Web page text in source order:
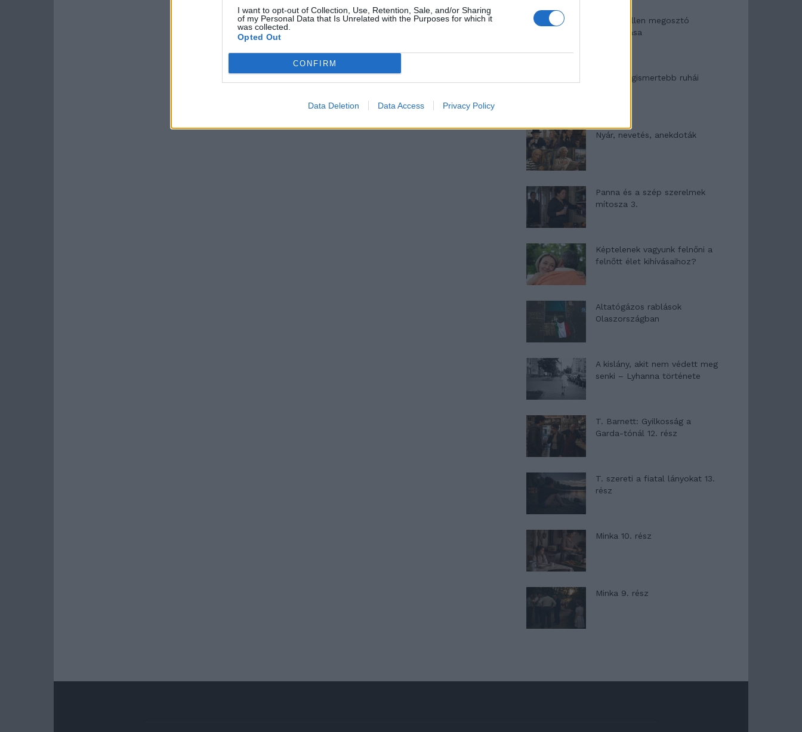
I want to opt-out of Collection, Use, Retention, Sale, and/or Sharing
of my Personal Data that Is Unrelated with the Purposes for which it
was collected.
Opted Out
CONFIRM
Data Deletion Data Access Privacy Policy
Woody Allen megosztó
zsenialitása
A világ legismertebb ruhái
Nyár, nevetés, anekdoták
Panna és a szép szerelmek
mítosza 3.
Képtelenek vagyunk felnőni a
felnőtt élet kihívásaihoz?
Altatógázos rablások
Olaszországban
A kislány, akit nem védett meg
senki – Lyhanna története
T. Barnett: Gyilkosság a
Garda-tónál 12. rész
T. szereti a fiatal lányokat 13.
rész
Minka 10. rész
Minka 9. rész